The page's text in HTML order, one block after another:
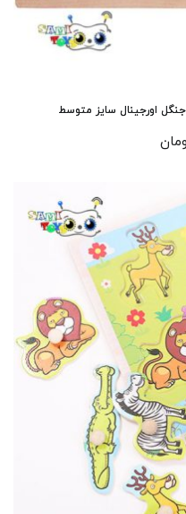
اورجینال سایز متوسط